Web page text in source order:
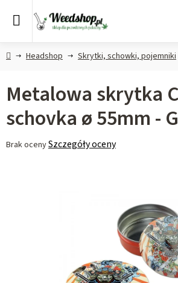
HomeHeadshop Skrytki, schowki, pojemniki
Metalowa skrytka
schovka ø 55mm -
Średnia
Brak ocenySzczegóły oceny